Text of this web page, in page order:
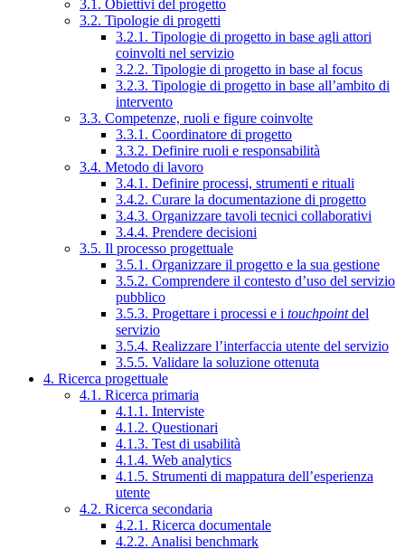
3.1. Obiettivi del progetto
3.2. Tipologie di progetti
3.2.1. Tipologie di progetto in base agli attori
coinvolti nel servizio
3.2.2. Tipologie di progetto in base al focus
3.2.3. Tipologie di progetto in base all’ambito di
intervento
3.3. Competenze, ruoli e figure coinvolte
3.3.1. Coordinatore di progetto
3.3.2. Definire ruoli e responsabilità
3.4. Metodo di lavoro
3.4.1. Definire processi, strumenti e rituali
3.4.2. Curare la documentazione di progetto
3.4.3. Organizzare tavoli tecnici collaborativi
3.4.4. Prendere decisioni
3.5. Il processo progettuale
3.5.1. Organizzare il progetto e la sua gestione
3.5.2. Comprendere il contesto d’uso del servizio
pubblico
3.5.3. Progettare i processi e i touchpointdel
servizio
3.5.4. Realizzare l’interfaccia utente del servizio
3.5.5. Validare la soluzione ottenuta
4. Ricerca progettuale
4.1. Ricerca primaria
4.1.1. Interviste
4.1.2. Questionari
4.1.3. Test di usabilità
4.1.4. Web analytics
4.1.5. Strumenti di mappatura dell’esperienza
utente
4.2. Ricerca secondaria
4.2.1. Ricerca documentale
4.2.2. Analisi benchmark